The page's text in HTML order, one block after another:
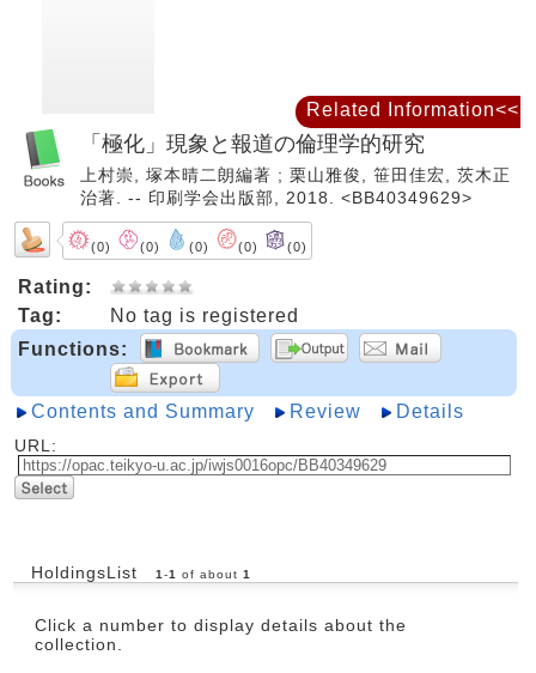
「極化」現象と報道の倫理学的研究
上村崇, 塚本晴二朗編著 ; 栗山雅俊, 笹田佳宏, 茨木正
治著. -- 印刷学会出版部, 2018. <BB40349629>
(0) (0) (0) (0) (0)
Rating:
Tag:
No tag is registered
Functions:
Contents and Summary Review Details
URL:
HoldingsList 1 -1 of about 1
Click a number to display details about the
collection.
Related Information<<